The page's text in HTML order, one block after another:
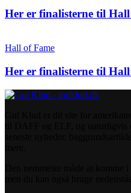
Her er finalisterne til
Hall of Fame
Her er finalisterne til